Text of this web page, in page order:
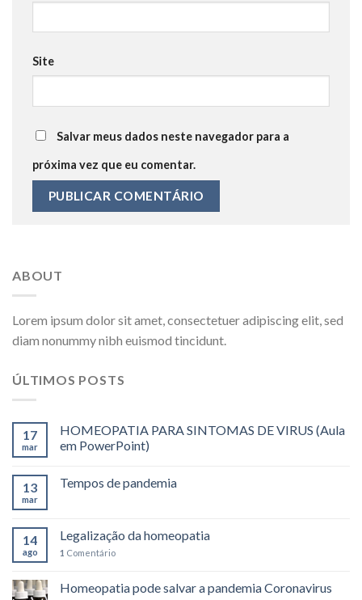
Site
Salvar meus dados neste navegador para a
próxima vez que eu comentar.
ABOUT
Lorem ipsum dolor sit amet, consectetuer adipiscing elit, sed
diam nonummy nibh euismod tincidunt.
ÚLTIMOS POSTS
17
mar
HOMEOPATIA PARA SINTOMAS DE VIRUS (Aula
em PowerPoint)
13
mar
Tempos de pandemia
14
ago
Legalização da homeopatia
1 Comentário
Homeopatia pode salvar a pandemia Coronavirus